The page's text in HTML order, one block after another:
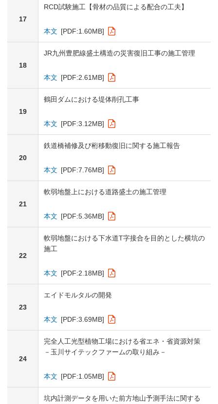
17
RCD試験施工【骨材の品質による配合の工夫】
本文 [PDF:1.60MB]
18
JR九州豊肥線盛土構造の災害復旧工事の施工管理
本文 [PDF:2.61MB]
19
鶴田ダムにおける堤体削孔工事
本文 [PDF:3.12MB]
20
鉄道橋補修及び桁移動復旧に関する施工報告
本文 [PDF:7.76MB]
21
軟弱地盤上における道路盛土の施工管理
本文 [PDF:5.36MB]
22
軟弱地盤における下水道T字接合を目的とした横坑の
施工
本文 [PDF:2.18MB]
23
エイドモルタルの開発
本文 [PDF:3.69MB]
24
完全人工光型植物工場における省エネ・省資源対策
－玉川サイテックファームの取り組み－
本文 [PDF:1.05MB]
坑内計測データを用いた前方地山予測手法に関する